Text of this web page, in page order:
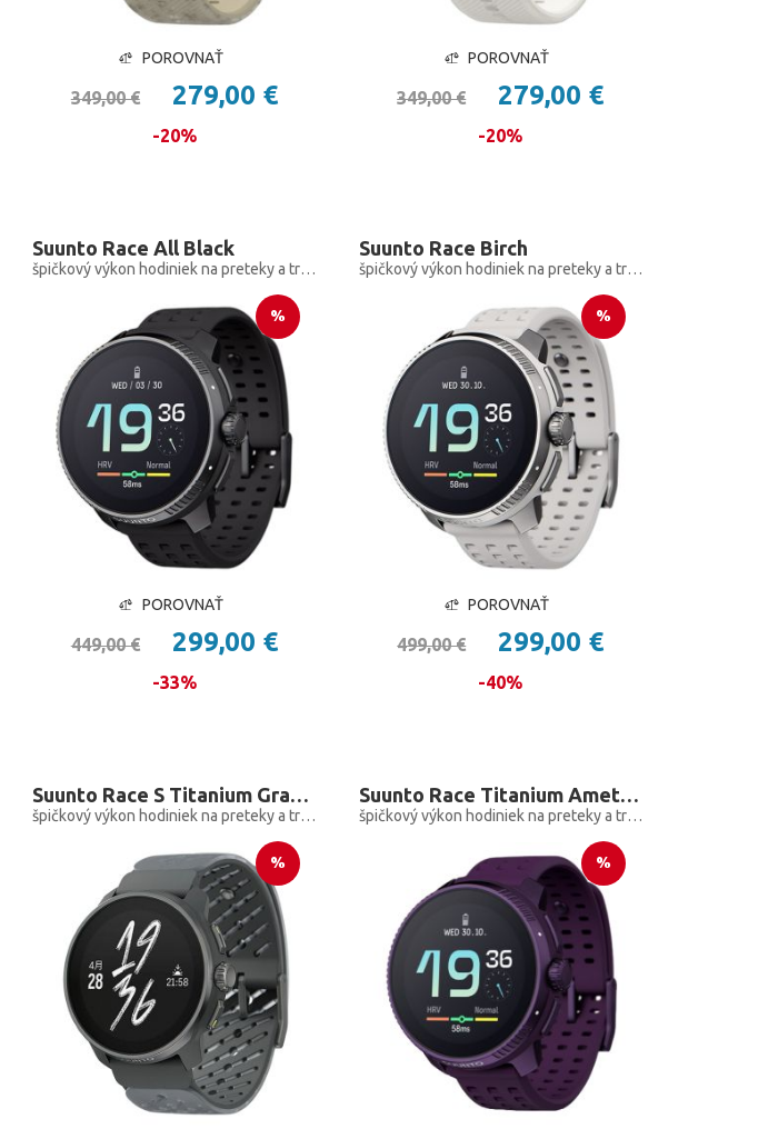
POROVNAŤ
349,00 € 279,00 €
-20%
POROVNAŤ
349,00 € 279,00 €
-20%
Suunto Race All Black
špičkový výkon hodiniek na preteky a tréning
%
POROVNAŤ
449,00 € 299,00 €
-33%
Suunto Race Birch
špičkový výkon hodiniek na preteky a tréning
%
POROVNAŤ
499,00 € 299,00 €
-40%
Suunto Race S Titanium Graphite
špičkový výkon hodiniek na preteky a tréning, len menšie
%
Suunto Race Titanium Amethyst
špičkový výkon hodiniek na preteky a tréning
%